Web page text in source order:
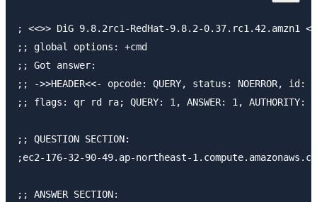
; <<>> DiG 9.8.2rc1-RedHat-9.8.2-0.37.rc1.42.amzn1
;; global options: +cmd
;; Got answer:
;; ->>HEADER<<- opcode: QUERY, status: NOERROR, id:
;; flags: qr rd ra; QUERY: 1, ANSWER: 1, AUTHORITY:
;; QUESTION SECTION:
;ec2-176-32-90-49.ap-northeast-
;; ANSWER SECTION: